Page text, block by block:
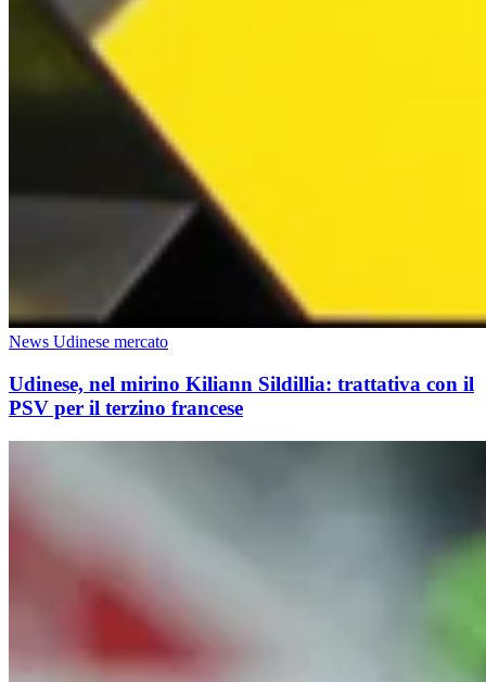
News Udinese mercato
Udinese, nel mirino Kiliann Sildillia: trattativa con il
PSV per il terzino francese